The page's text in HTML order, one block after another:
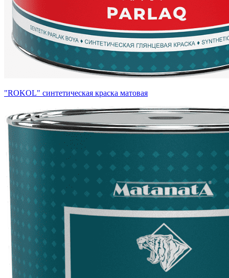
"ROKOL" синтетическая краска матовая